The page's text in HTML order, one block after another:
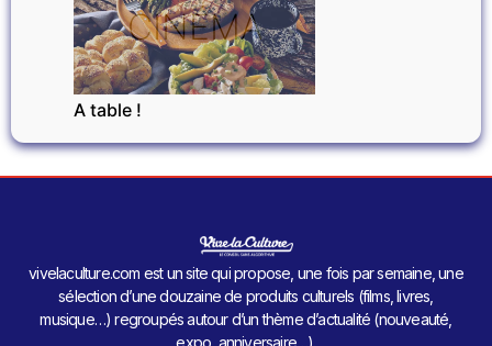
CINÉMA
A table !
vivelaculture.com est un site qui propose, une fois par semaine, une
sélection d’une douzaine de produits culturels (films, livres,
musique…) regroupés autour d’un thème d’actualité (nouveauté,